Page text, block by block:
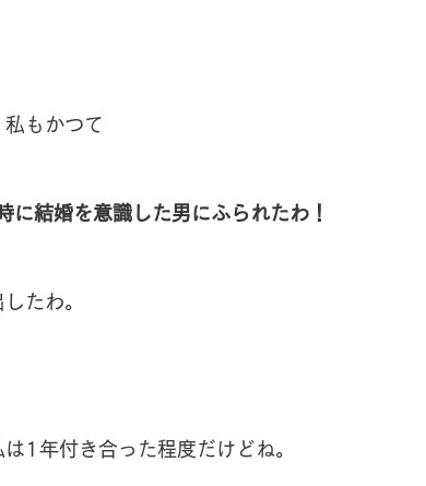
私もかつて
に結婚を意識した男にふられたわ！
たわ。
は1年付き合った程度だけどね。